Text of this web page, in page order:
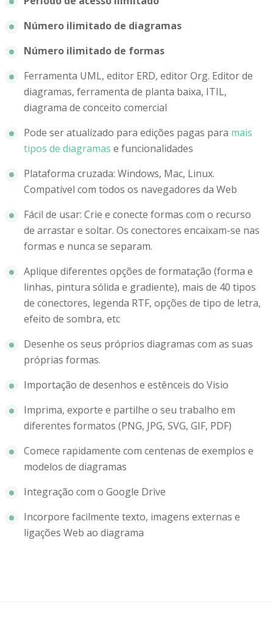
Número ilimitado de diagramas
Número ilimitado de formas
Ferramenta UML, editor ERD, editor Org. Editor de
diagramas, ferramenta de planta baixa, ITIL,
diagrama de conceito comercial
Pode ser atualizado para edições pagas para mais
tipos de diagramas e funcionalidades
Plataforma cruzada: Windows, Mac, Linux.
Compatível com todos os navegadores da Web
Fácil de usar: Crie e conecte formas com o recurso
de arrastar e soltar. Os conectores encaixam-se nas
formas e nunca se separam.
Aplique diferentes opções de formatação (forma e
linhas, pintura sólida e gradiente), mais de 40 tipos
de conectores, legenda RTF, opções de tipo de letra,
efeito de sombra, etc
Desenhe os seus próprios diagramas com as suas
próprias formas.
Importação de desenhos e estênceis do Visio
Imprima, exporte e partilhe o seu trabalho em
diferentes formatos (PNG, JPG, SVG, GIF, PDF)
Comece rapidamente com centenas de exemplos e
modelos de diagramas
Integração com o Google Drive
Incorpore facilmente texto, imagens externas e
ligações Web ao diagrama